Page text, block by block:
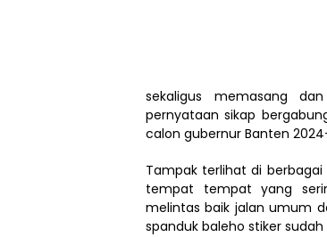
sekaligus memasang
pernyataan sikap
calon gubernur Banten
Tampak terlihat di
tempat tempat yang
melintas baik jalan umum
spanduk baleho stiker